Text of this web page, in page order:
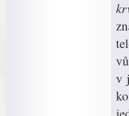
v